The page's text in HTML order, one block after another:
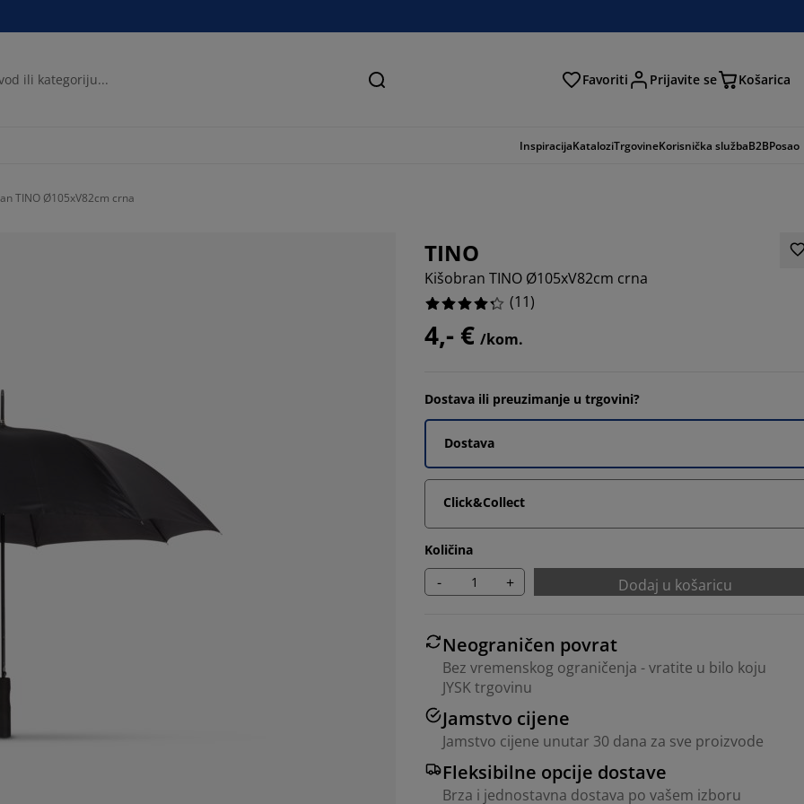
Pretraga Favoriti Prijavite se Košarica
InspiracijaKataloziTrgovineKorisnička službaB2BPosao
TINO Ø105xV82cm crna
TINO
Kišobran TINO Ø105xV82cm crna
(11)
4,- € /kom.
Dostava ili preuzimanje u trgovini?
Dostava
Click&Collect
Količina
- + Dodaj u košaricu
Neograničen povrat
Bez vremenskog ograničenja - vratite u bilo koju
JYSK trgovinu
Jamstvo cijene
Jamstvo cijene unutar 30 dana za sve proizvode
Fleksibilne opcije dostave
Brza i jednostavna dostava po vašem izboru
9.090909090909092%
9.090909090909092%